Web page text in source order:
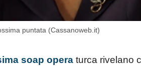
puntata (Cassanoweb.it)
soap opera turca rivelano